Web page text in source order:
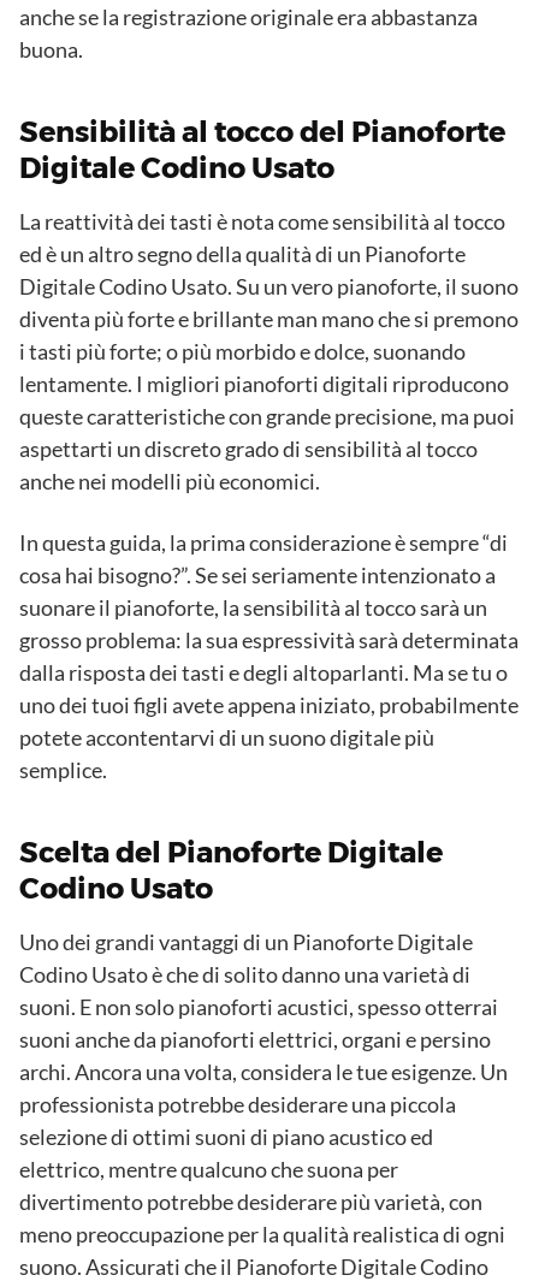
anche se la registrazione originale era abbastanza
buona.
Sensibilità al tocco del Pianoforte
Digitale Codino Usato
La reattività dei tasti è nota come sensibilità al tocco
ed è un altro segno della qualità di un Pianoforte
Digitale Codino Usato. Su un vero pianoforte, il suono
diventa più forte e brillante man mano che si premono
i tasti più forte; o più morbido e dolce, suonando
lentamente. I migliori pianoforti digitali riproducono
queste caratteristiche con grande precisione, ma puoi
aspettarti un discreto grado di sensibilità al tocco
anche nei modelli più economici.
In questa guida, la prima considerazione è sempre “di
cosa hai bisogno?”. Se sei seriamente intenzionato a
suonare il pianoforte, la sensibilità al tocco sarà un
grosso problema: la sua espressività sarà determinata
dalla risposta dei tasti e degli altoparlanti. Ma se tu o
uno dei tuoi figli avete appena iniziato, probabilmente
potete accontentarvi di un suono digitale più
semplice.
Scelta del Pianoforte Digitale
Codino Usato
Uno dei grandi vantaggi di un Pianoforte Digitale
Codino Usato è che di solito danno una varietà di
suoni. E non solo pianoforti acustici, spesso otterrai
suoni anche da pianoforti elettrici, organi e persino
archi. Ancora una volta, considera le tue esigenze. Un
professionista potrebbe desiderare una piccola
selezione di ottimi suoni di piano acustico ed
elettrico, mentre qualcuno che suona per
divertimento potrebbe desiderare più varietà, con
meno preoccupazione per la qualità realistica di ogni
suono. Assicurati che il Pianoforte Digitale Codino